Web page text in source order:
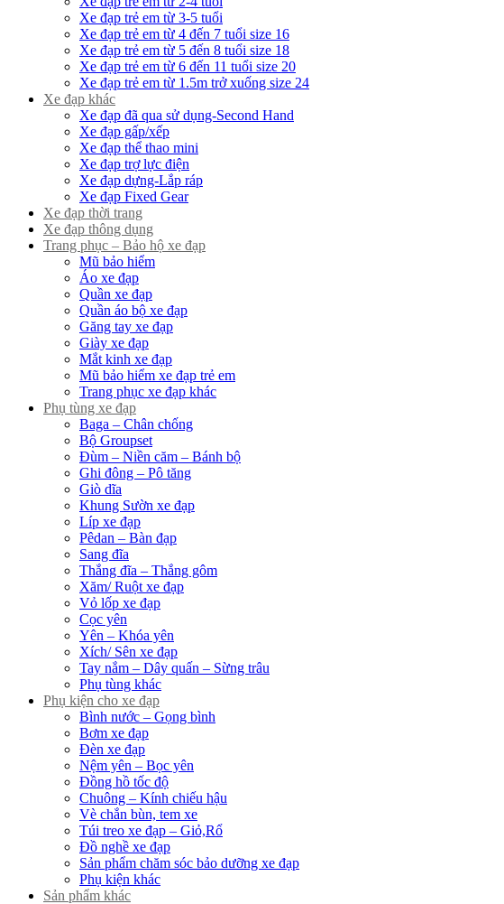
Xe đạp trẻ em từ 3-5 tuổi
Xe đạp trẻ em từ 4 đến 7 tuổi size 16
Xe đạp trẻ em từ 5 đến 8 tuổi size 18
Xe đạp trẻ em từ 6 đến 11 tuổi size 20
Xe đạp trẻ em từ 1.5m trở xuống size 24
Xe đạp khác
Xe đạp đã qua sử dụng-Second Hand
Xe đạp gấp/xếp
Xe đạp thể thao mini
Xe đạp trợ lực điện
Xe đạp dựng-Lắp ráp
Xe đạp Fixed Gear
Xe đạp thời trang
Xe đạp thông dụng
Trang phục – Bảo hộ xe đạp
Mũ bảo hiểm
Áo xe đạp
Quần xe đạp
Quần áo bộ xe đạp
Găng tay xe đạp
Giày xe đạp
Mắt kinh xe đạp
Mũ bảo hiểm xe đạp trẻ em
Trang phục xe đạp khác
Phụ tùng xe đạp
Baga – Chân chống
Bộ Groupset
Đùm – Niền căm – Bánh bộ
Ghi đông – Pô tăng
Giò dĩa
Khung Sườn xe đạp
Líp xe đạp
Pêdan – Bàn đạp
Sang đĩa
Thắng đĩa – Thắng gôm
Xăm/ Ruột xe đạp
Vỏ lốp xe đạp
Cọc yên
Yên – Khóa yên
Xích/ Sên xe đạp
Tay nắm – Dây quấn – Sừng trâu
Phụ tùng khác
Phụ kiện cho xe đạp
Bình nước – Gọng bình
Bơm xe đạp
Đèn xe đạp
Nệm yên – Bọc yên
Đồng hồ tốc độ
Chuông – Kính chiếu hậu
Vè chắn bùn, tem xe
Túi treo xe đạp – Giỏ,Rổ
Đồ nghề xe đạp
Sản phẩm chăm sóc bảo dưỡng xe đạp
Phụ kiện khác
Sản phẩm khác